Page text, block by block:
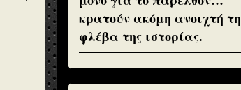
κρατούν ακόμη ανοιχτή τη
φλέβα της ιστορίας.